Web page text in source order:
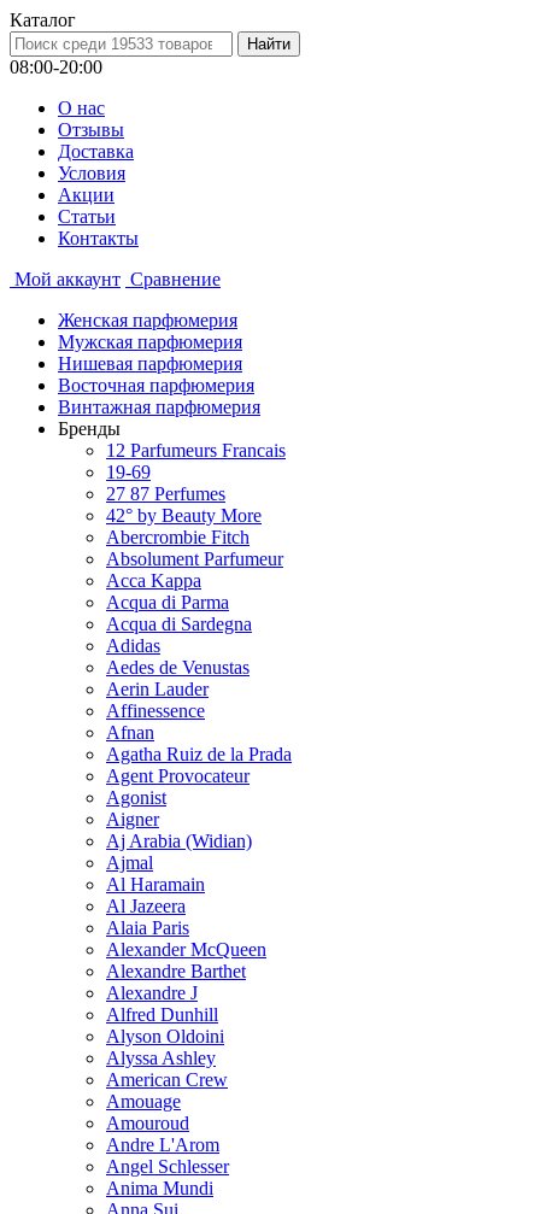
Каталог
08:00-20:00
О нас
Отзывы
Доставка
Условия
Aкции
Статьи
Контакты
Мой аккаунт Сравнение
Женская парфюмерия
Мужская парфюмерия
Нишевая парфюмерия
Восточная парфюмерия
Винтажная парфюмерия
Бренды
12 Parfumeurs Francais
19-69
27 87 Perfumes
42° by Beauty More
Abercrombie Fitch
Absolument Parfumeur
Acca Kappa
Acqua di Parma
Acqua di Sardegna
Adidas
Aedes de Venustas
Aerin Lauder
Affinessence
Afnan
Agatha Ruiz de la Prada
Agent Provocateur
Agonist
Aigner
Aj Arabia (Widian)
Ajmal
Al Haramain
Al Jazeera
Alaia Paris
Alexander McQueen
Alexandre Barthet
Alexandre J
Alfred Dunhill
Alyson Oldoini
Alyssa Ashley
American Crew
Amouage
Amouroud
Andre L'Arom
Angel Schlesser
Anima Mundi
Anna Sui